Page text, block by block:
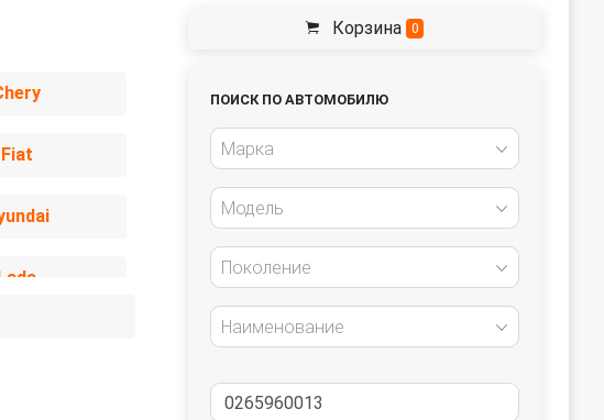
Fiat
Корзина 0
ПОИСК ПО АВТОМОБИЛЮ
Марка
Модель
Поколение
Наименование